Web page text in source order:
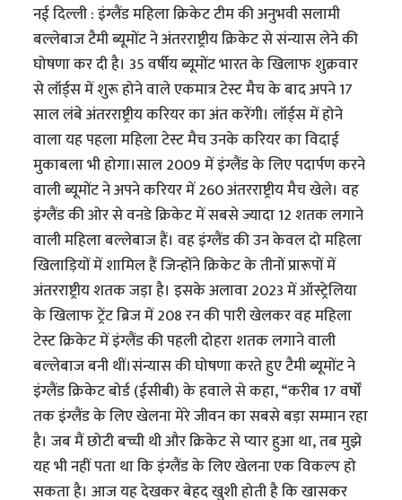
नई दिल्ली : इंग्लैंड महिला क्रिकेट टीम की अनुभवी सलामी
बल्लेबाज टैमी ब्यूमोंट ने अंतरराष्ट्रीय क्रिकेट से संन्यास लेने की
घोषणा कर दी है। 35 वर्षीय ब्यूमोंट भारत के खिलाफ शुक्रवार
से लॉर्ड्स में शुरू होने वाले एकमात्र टेस्ट मैच के बाद अपने 17
साल लंबे अंतरराष्ट्रीय करियर का अंत करेंगी। लॉर्ड्स में होने
वाला यह पहला महिला टेस्ट मैच उनके करियर का विदाई
मुकाबला भी होगा।साल 2009 में इंग्लैंड के लिए पदार्पण करने
वाली ब्यूमोंट ने अपने करियर में 260 अंतरराष्ट्रीय मैच खेले। वह
इंग्लैंड की ओर से वनडे क्रिकेट में सबसे ज्यादा 12 शतक लगाने
वाली महिला बल्लेबाज हैं। वह इंग्लैंड की उन केवल दो महिला
खिलाड़ियों में शामिल हैं जिन्होंने क्रिकेट के तीनों प्रारूपों में
अंतरराष्ट्रीय शतक जड़ा है। इसके अलावा 2023 में ऑस्ट्रेलिया
के खिलाफ ट्रेंट ब्रिज में 208 रन की पारी खेलकर वह महिला
टेस्ट क्रिकेट में इंग्लैंड की पहली दोहरा शतक लगाने वाली
बल्लेबाज बनी थीं।संन्यास की घोषणा करते हुए टैमी ब्यूमोंट ने
इंग्लैंड क्रिकेट बोर्ड (ईसीबी) के हवाले से कहा, “करीब 17 वर्षों
तक इंग्लैंड के लिए खेलना मेरे जीवन का सबसे बड़ा सम्मान रहा
है। जब मैं छोटी बच्ची थी और क्रिकेट से प्यार हुआ था, तब मुझे
यह भी नहीं पता था कि इंग्लैंड के लिए खेलना एक विकल्प हो
सकता है। आज यह देखकर बेहद खुशी होती है कि खासकर